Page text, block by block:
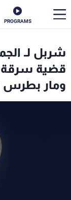
PROGRAMS
شربل لـ
قضية
ومار بطرس
الأخبار
سياسة